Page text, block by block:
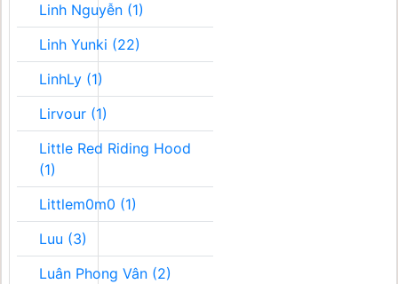
Linh Nguyễn (1)
Linh Yunki (22)
LinhLy (1)
Lirvour (1)
Little Red Riding Hood
(1)
Littlem0m0 (1)
Luu (3)
Luân Phong Vân (2)